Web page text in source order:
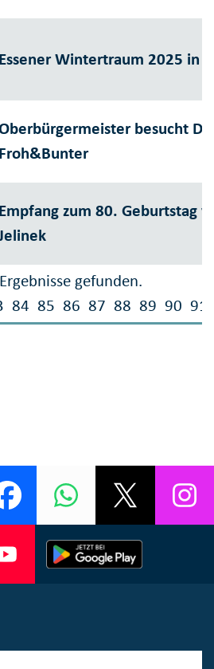
gefunden.
84 85 86 87 88 89 90 91
Essener Wintertraum 2025 in
besucht
Froh&Bunter
Empfang zum 80. Geburtstag